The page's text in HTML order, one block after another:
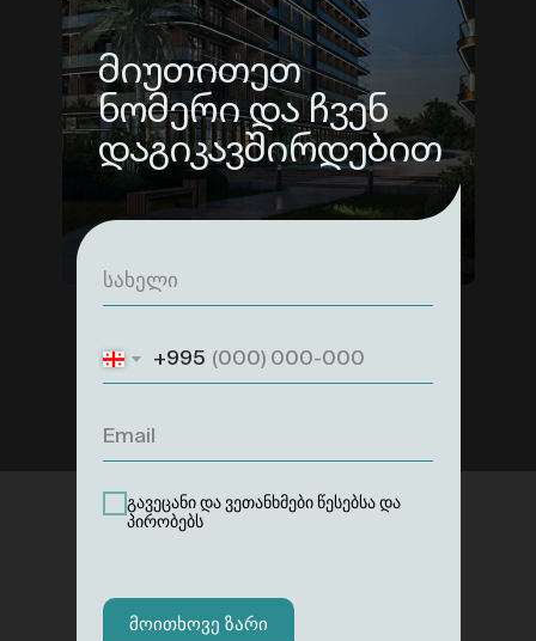
მიუთითეთ
ნომერი და ჩვენ
დაგიკავშირდებით
+995
გავეცანი და ვეთანხმები წესებსა და
პირობებს
მოითხოვე ზარი